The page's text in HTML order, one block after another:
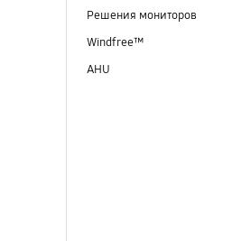
Решения мониторов
Windfree™
AHU